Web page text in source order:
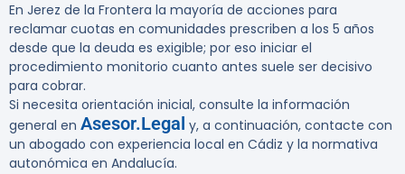
En Jerez de la Frontera la mayoría de acciones para
reclamar cuotas en comunidades prescriben a los 5 años
desde que la deuda es exigible; por eso iniciar el
procedimiento monitorio cuanto antes suele ser decisivo
para cobrar.
Si necesita orientación inicial, consulte la información
general en Asesor.Legal y, a continuación, contacte con
un abogado con experiencia local en Cádiz y la normativa
autonómica en Andalucía.